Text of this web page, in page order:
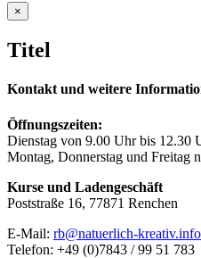
Close
product
view
×
Titel
Kontakt und weitere
Öffnungszeiten:
Dienstag von 9.00 Uhr bis 12.30
Montag, Donnerstag und Freitag
Kurse und Ladengeschäft
Poststraße 16, 77871 Renchen
E-Mail: rb@natuerlich-kreativ.info
Telefon: +49 (0)7843 / 99 51 783